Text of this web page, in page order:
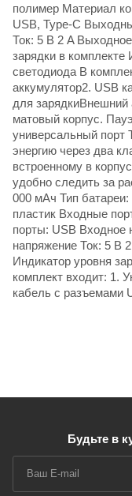
полимер Материал
USB, Type-C
Ток: 5 В 2 A
зарядки в комплекте
светодиода В
аккумулятор2. USB
для зарядкиВнешний
матовый корпус.
универсальный порт
энергию через два
встроенному в
удобно следить за
000 мАч Тип
пластик Входные
порты: USB Входное
напряжение Ток: 5 В
Индикатор уровня
комплект входит: 1.
кабель с разъемами
Будьте в